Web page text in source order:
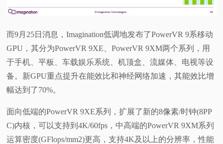
题
而9月25日消息，Imagination低调地发布了PowerVR 9系移动
GPU，其分为PowerVR 9XE、PowerVR 9XM两个系列，用
于手机、平板、车载娱乐系统、机顶盒、流媒体、电视等设
备。新GPU重点提升在能效比和神经网络加速，其能效比增
幅达到了70%。
面向低端的PowerVR 9XE系列，扩展了新的8像素/时钟(8PP
C)内核，可以支持到4K/60fps，中高端的PowerVR 9XM系列
运算密度(GFlops/mm2)更高，支持4K及以上的分辨率，性能